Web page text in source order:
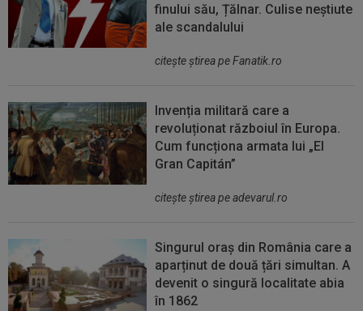
finului său, Țălnar. Culise neștiute
ale scandalului
citeşte ştirea pe Fanatik.ro
Invenția militară care a
revoluționat războiul în Europa.
Cum funcționa armata lui „El
Gran Capitán”
citeşte ştirea pe adevarul.ro
Singurul oraș din România care a
aparținut de două țări simultan. A
devenit o singură localitate abia
în 1862